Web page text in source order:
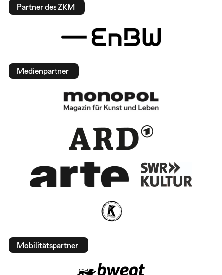
Partner des ZKM
Medienpartner
Mobilitätspartner